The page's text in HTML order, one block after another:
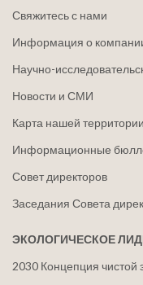
Свяжитесь с нами
Информация о
Научно-
Новости и СМИ
Карта нашей территории
Информационные
Совет директоров
Заседания Совета
ЭКОЛОГИЧЕСКОЕ
2030 Концепция чистой